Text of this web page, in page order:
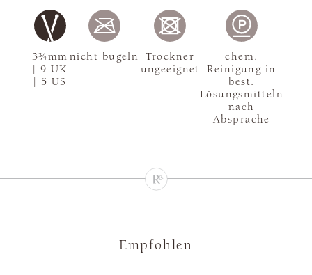
3¾mm
| 9 UK
| 5 US
nicht bügeln
Trockner
ungeeignet
chem.
Reinigung in
best.
Lösungsmitteln
nach
Absprache
Empfohlen